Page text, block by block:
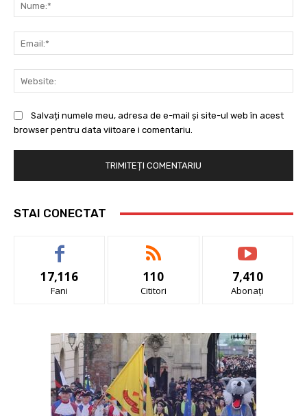
Salvați numele meu, adresa de e-mail și site-ul web în acest
browser pentru data viitoare i comentariu.
STAI CONECTAT
17,116
Fani
110
Cititori
7,410
Abonați